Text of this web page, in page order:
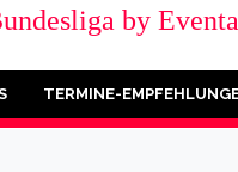
by
TERMINE-